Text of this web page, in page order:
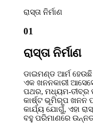
ରାସ୍ତା ନିର୍ମାଣ
01
ରାସ୍ତା ନିର୍ମାଣ
ଡାଇମଣ୍ଡ ଆର୍ମ ହେଉଛି
ଏକ ଖନନକାରୀ
ପଥର, ମଧ୍ୟମ-ତୀବ୍ର
କାର୍ଷ୍ଟ ଭୂମିରୂପ ଖନନ
କାର୍ଯ୍ୟ ଯୋଗୁଁ, ଏହା
ବହୁ ପରିମାଣରେ